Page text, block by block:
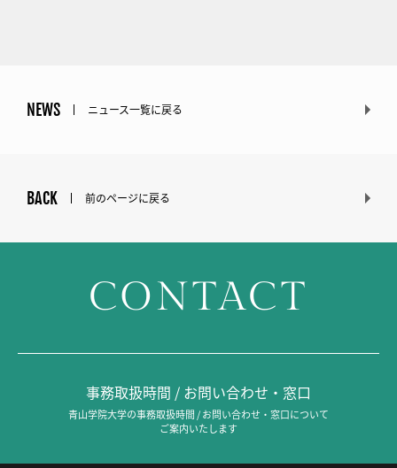
NEWS ニュース一覧に戻る
BACK 前のページに戻る
CONTACT
事務取扱時間 / お問い合わせ・窓口
青山学院大学の事務取扱時間 / お問い合わせ・窓口について
ご案内いたします